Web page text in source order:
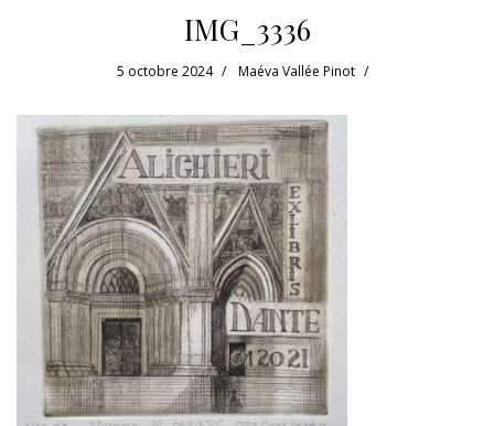
IMG_3336
5 octobre 2024 Maéva Vallée Pinot